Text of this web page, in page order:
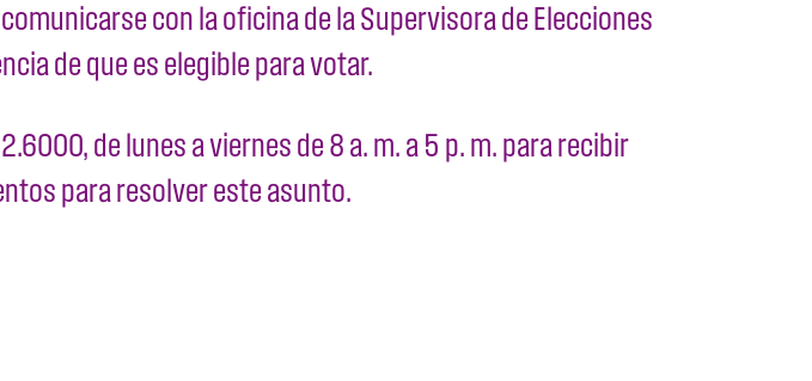
con la oficina de la Supervisora de Elecciones
de que es elegible para votar.
de lunes a viernes de 8 a. m. a 5 p. m. para recibir
para resolver este asunto.